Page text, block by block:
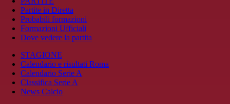
Partite in Diretta
Probabili formazioni
Formazioni Ufficiali
Dove vedere la partita
STAGIONE
Calendario e risultati Roma
Calendario Serie A
Classifica Serie A
News Calcio